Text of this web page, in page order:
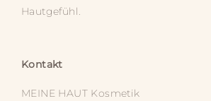
Hautgefühl.
Kontakt
MEINE HAUT Kosmetik